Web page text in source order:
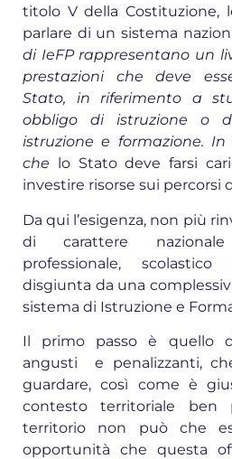
titolo V della Costituzione,
parlare di un sistema
di IeFP rappresentano un
prestazioni che deve
Stato, in riferimento a
obbligo di istruzione o
istruzione e formazione.
che
lo Stato deve farsi
investire risorse sui percorsi
Da qui l’esigenza, non più
di carattere nazionale
professionale,
disgiunta da una
sistema di Istruzione e
Il primo passo è quello
angusti e penalizzanti,
guardare, così come è
contesto territoriale ben
territorio non può che
opportunità che questa